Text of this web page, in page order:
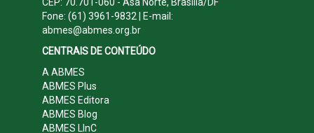
Fone: (61) 3961-9832 | E-mail:
abmes@abmes.org.br
CENTRAIS DE CONTEÚDO
A ABMES
ABMES Plus
ABMES Editora
ABMES Blog
ABMES LInC